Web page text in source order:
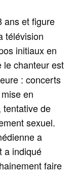
ans et figure
télévision
initiaux en
le chanteur est
: concerts
en
tentative de
sexuel.
a
a indiqué
faire